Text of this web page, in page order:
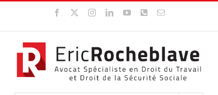
contenu
Facebook InstagramLinkedInYouTubeWhatsApp
Email